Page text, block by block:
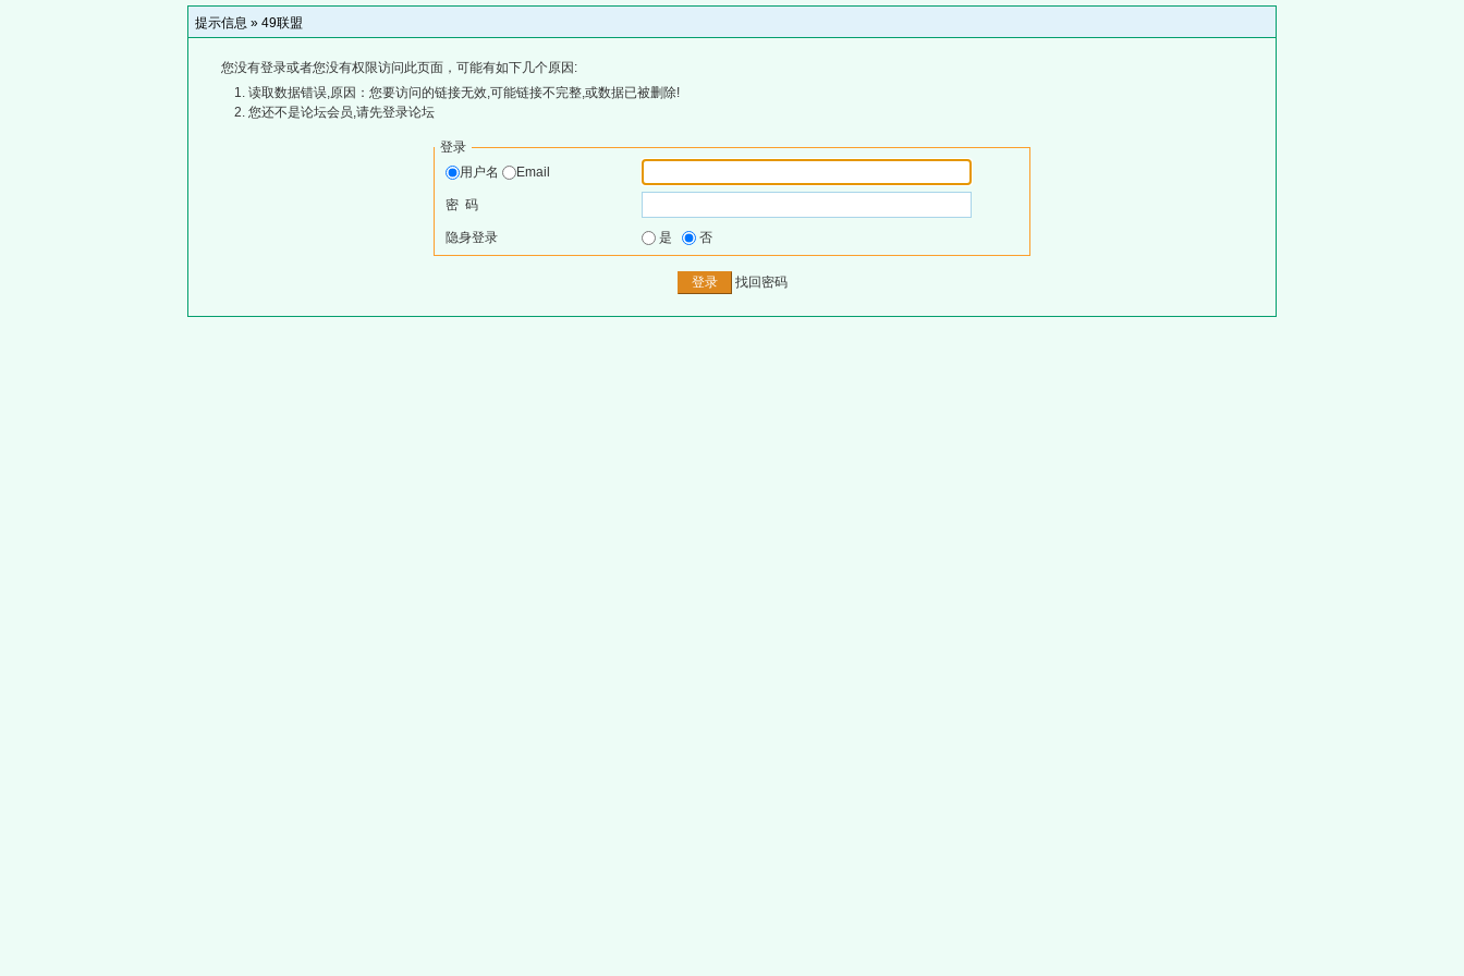
提示信息 » 49联盟
您没有登录或者您没有权限访问此页面，可能有如下几个原因:
读取数据错误,原因：您要访问的链接无效,可能链接不完整,或数据已被删除!
您还不是论坛会员,请先登录论坛
登录
用户名
Email
密 码
隐身登录 是 否
找回密码